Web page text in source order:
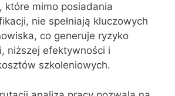
które mimo posiadania
nie spełniają kluczowych
co generuje ryzyko
niższej efektywności i
szkoleniowych.